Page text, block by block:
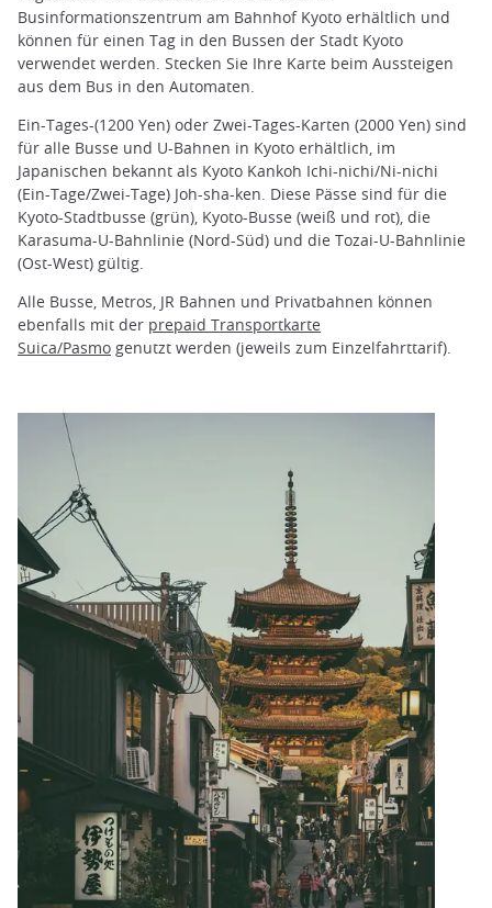
Businformationszentrum am Bahnhof Kyoto erhältlich und
können für einen Tag in den Bussen der Stadt Kyoto
verwendet werden. Stecken Sie Ihre Karte beim Aussteigen
aus dem Bus in den Automaten.
Ein-Tages-(1200 Yen) oder Zwei-Tages-Karten (2000 Yen) sind
für alle Busse und U-Bahnen in Kyoto erhältlich, im
Japanischen bekannt als Kyoto Kankoh Ichi-nichi/Ni-nichi
(Ein-Tage/Zwei-Tage) Joh-sha-ken. Diese Pässe sind für die
Kyoto-Stadtbusse (grün), Kyoto-Busse (weiß und rot), die
Karasuma-U-Bahnlinie (Nord-Süd) und die Tozai-U-Bahnlinie
(Ost-West) gültig.
Alle Busse, Metros, JR Bahnen und Privatbahnen können
ebenfalls mit der prepaid Transportkarte
Suica/Pasmo genutzt werden (jeweils zum Einzelfahrttarif).